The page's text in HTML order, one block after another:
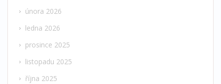
února 2026
ledna 2026
prosince 2025
listopadu 2025
října 2025